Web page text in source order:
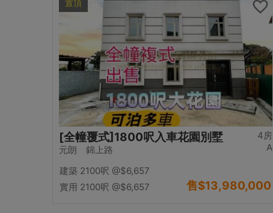
置頂
4房
A
[全幢覆式]1800呎入車花園別墅
元朗 錦上路
建築 2100呎 @$6,657
實用 2100呎 @$6,657 售$13,980,000